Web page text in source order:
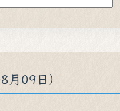
月09日）